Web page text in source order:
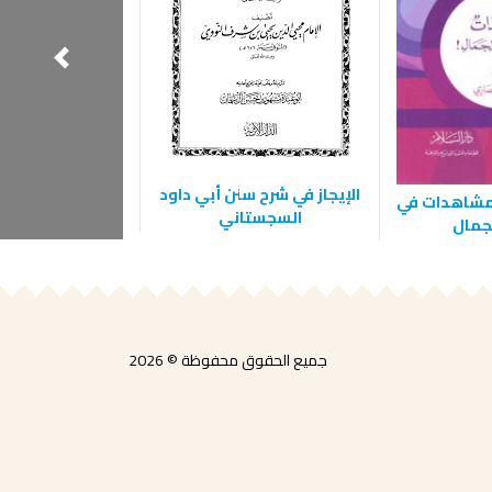
مشاهدات في الإيجاز في شرح سنن أبي داود
السجستاني
جميع الحقوق محفوظة © 2026